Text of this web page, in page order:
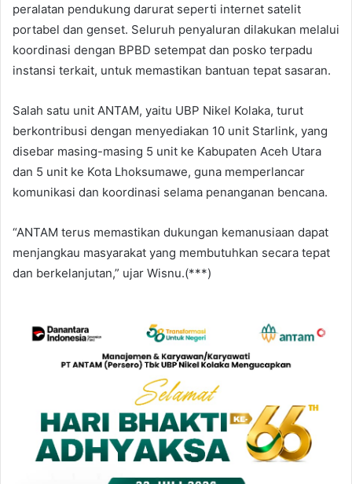
peralatan pendukung darurat seperti internet satelit
portabel dan genset. Seluruh penyaluran dilakukan melalui
koordinasi dengan BPBD setempat dan posko terpadu
instansi terkait, untuk memastikan bantuan tepat sasaran.
Salah satu unit ANTAM, yaitu UBP Nikel Kolaka, turut
berkontribusi dengan menyediakan 10 unit Starlink, yang
disebar masing-masing 5 unit ke Kabupaten Aceh Utara
dan 5 unit ke Kota Lhoksumawe, guna memperlancar
komunikasi dan koordinasi selama penanganan bencana.
“ANTAM terus memastikan dukungan kemanusiaan dapat
menjangkau masyarakat yang membutuhkan secara tepat
dan berkelanjutan,” ujar Wisnu.(***)